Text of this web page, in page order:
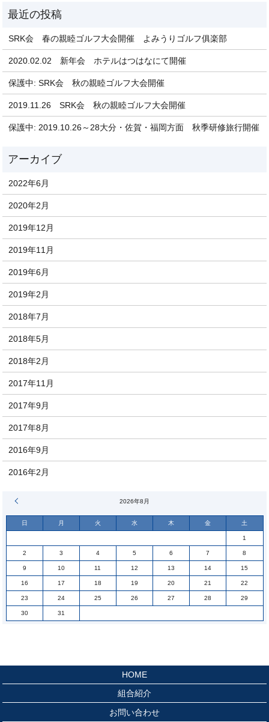
SRK会 春の親睦ゴルフ大会開催 よみうりゴルフ俱楽部
2020.02.02 新年会 ホテルはつはなにて開催
保護中: SRK会 秋の親睦ゴルフ大会開催
2019.11.26 SRK会 秋の親睦ゴルフ大会開催
保護中: 2019.10.26～28大分・佐賀・福岡方面 秋季研修旅行開催
2022年6月
2020年2月
2019年12月
2019年11月
2019年6月
2019年2月
2018年7月
2018年5月
2018年2月
2017年11月
2017年9月
2017年8月
2016年9月
2016年2月
2026年8月
日 月 火 水 木 金 土
1
2 3 4 5 6 7 8
9 10 11 12 13 14 15
16 17 18 19 20 21 22
23 24 25 26 27 28 29
30 31
HOME
組合紹介
お問い合わせ